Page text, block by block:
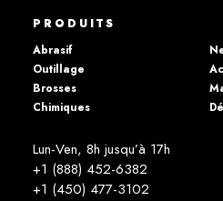
PRODUITS
Abrasif
Outillage
Brosses
Chimiques
Lun-Ven, 8h jusqu’à 17h
+1 (888) 452-6382
+1 (450) 477­-3102